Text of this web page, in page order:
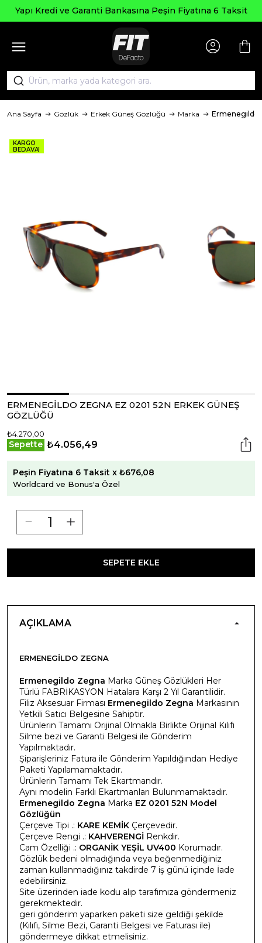
Yapı Kredi ve Garanti Bankasına Peşin Fiyatına 6 Taksit
Ana Sayfa Gözlük Erkek Güneş Gözlüğü Marka Ermenegildo
KARGO
BEDAVA!
ERMENEGİLDO ZEGNA EZ 0201 52N ERKEK GÜNEŞ
GÖZLÜĞÜ
₺4.270,00
Sepette ₺4.056,49
Peşin Fiyatına 6 Taksit x ₺676,08
Worldcard ve Bonus'a Özel
SEPETE EKLE
AÇIKLAMA
ERMENEGILDO ZEGNA
Ermenegildo Zegna Marka Güneş Gözlükleri Her
Türlü FABRİKASYON Hatalara Karşı 2 Yıl Garantilidir.
Filiz Aksesuar Firması Ermenegildo Zegna Markasının
Yetkili Satıcı Belgesine Sahiptir.
Ürünlerin Tamamı Orijinal Olmakla Birlikte Orijinal Kılıfı
Silme bezi ve Garanti Belgesi ile Gönderim
Yapılmaktadır.
Şiparişleriniz Fatura ile Gönderim Yapıldığından Hediye
Paketi Yapılamamaktadır.
Ürünlerin Tamamı Tek Ekartmandır.
Aynı modelin Farklı Ekartmanları Bulunmamaktadır.
Ermenegildo Zegna Marka EZ 0201 52N Model
Gözlüğün
Çerçeve Tipi .: KARE KEMİK Çerçevedir.
Çerçeve Rengi .: KAHVERENGİ Renkdir.
Cam Özelliği .: ORGANİK YEŞİL UV400 Korumadır.
Gözlük bedeni olmadığında veya beğenmediğiniz
zaman kullanmadığınız takdirde 7 iş günü içinde İade
edebilirsiniz.
Site üzerinden iade kodu alıp tarafımıza göndermeniz
gerekmektedir.
geri gönderim yaparken paketi size geldiği şekilde
(Kılıfı, Silme Bezi, Garanti Belgesi ve Faturası ile)
göndermeye dikkat etmelisiniz.